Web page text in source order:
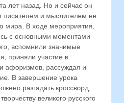
лет назад. Но и сейчас он
писателем и мыслителем не
мира. В ходе мероприятия,
с основными моментами
вспомнили значимые
приняли участие в
афоризмов, рассуждая и
В завершение урока
разгадать кроссворд,
великого русского